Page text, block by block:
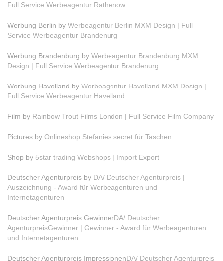
Full Service Werbeagentur Rathenow
Werbung Berlin by Werbeagentur Berlin MXM Design | Full
Service Werbeagentur Brandenurg
Werbung Brandenburg by Werbeagentur Brandenburg MXM
Design | Full Service Werbeagentur Brandenurg
Werbung Havelland by Werbeagentur Havelland MXM Design |
Full Service Werbeagentur Havelland
Film by Rainbow Trout Films London | Full Service Film Company
Pictures by Onlineshop Stefanies secret für Taschen
Shop by 5star trading Webshops | Import Export
Deutscher Agenturpreis by DA/ Deutscher Agenturpreis |
Auszeichnung - Award für Werbeagenturen und
Internetagenturen
Deutscher Agenturpreis GewinnerDA/ Deutscher
AgenturpreisGewinner | Gewinner - Award für Werbeagenturen
und Internetagenturen
Deutscher Agenturpreis ImpressionenDA/ Deutscher Agenturpreis